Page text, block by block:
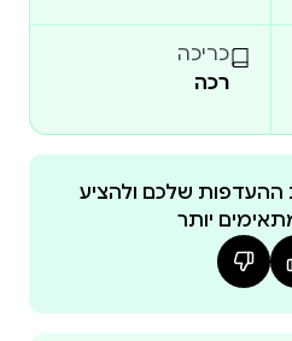
כריכה
רכה
ההעדפות שלכם ולהציע
יותר